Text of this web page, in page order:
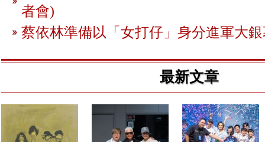
者會)
蔡依林準備以「女打仔」身分進軍大
最新文章